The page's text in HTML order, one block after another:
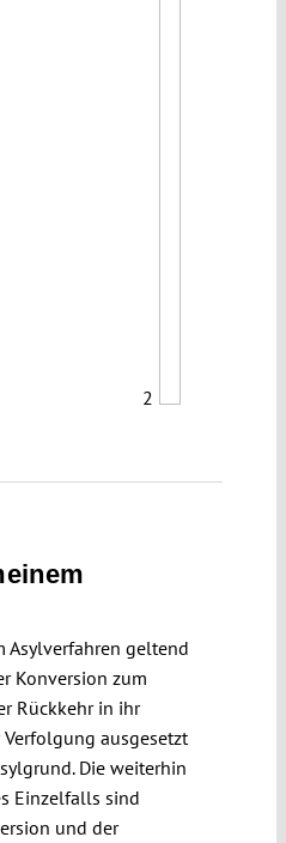
2
Asylverfahren geltend
Konversion zum
Rückkehr in ihr
ausgesetzt
Die weiterhin
Einzelfalls sind
und der